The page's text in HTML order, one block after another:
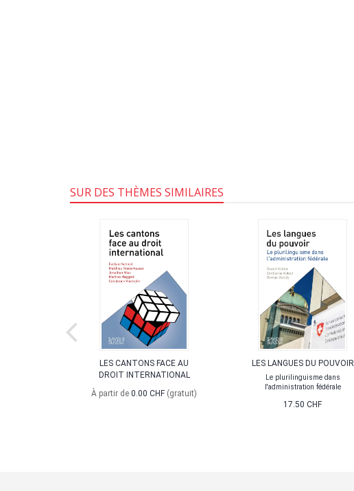
SUR DES THÈMES SIMILAIRES
LES CANTONS FACE AU
DROIT INTERNATIONAL
À partir de 0.00 CHF (gratuit)
LES LANGUES DU POUVOIR
Le plurilinguisme dans
l'administration fédérale
17.50 CHF